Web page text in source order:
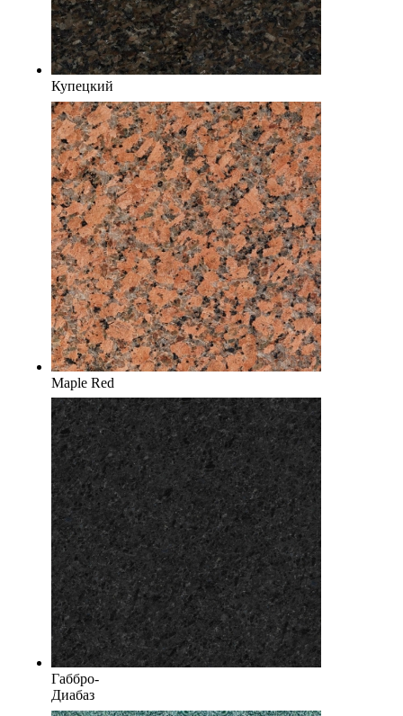
Купецкий
Maple Red
Габбро-
Диабаз